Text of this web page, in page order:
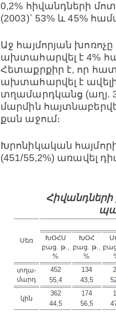
0,2% հիվանդների
(2003)` 53% և 45%
Աջ հայմորյան
ախտահարվել է 4%
Հետաքրքիր է, որ
ախտահարվել է
տղամարդկանց (աղյ.
մարմին
քան աջում։
Խրոնիկական
(451/55,2%) առավել
Սեռ
ԽՕՀՍ
բաց. թ.,
%
ԽՕՀ
բաց. թ.,
%
տղա­
մարդ
452
55,4
134
43,5
կին
362
44,5
174
56,5